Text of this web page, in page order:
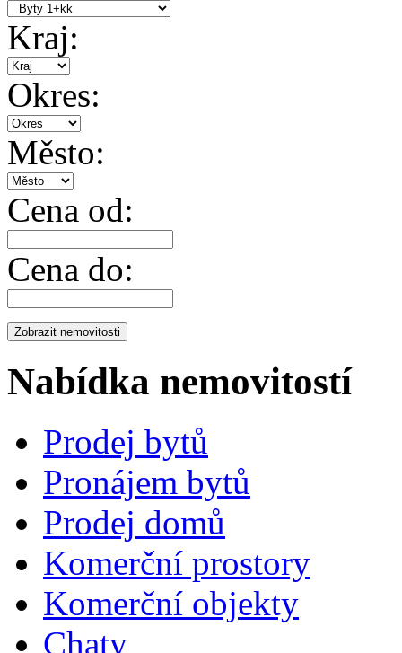
Kraj:
Okres:
Město:
Cena od:
Cena do:
Nabídka nemovitostí
Prodej bytů
Pronájem bytů
Prodej domů
Komerční prostory
Komerční objekty
Chaty